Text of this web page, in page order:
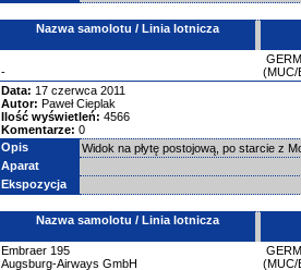
Nazwa samolotu / Linia lotnicza
-
(MUC/
Data: 17 czerwca 2011
Autor: Paweł Cieplak
Ilość wyświetleń: 4566
Komentarze: 0
Opis
Widok na płytę postojową, po starcie z
Aparat
Ekspozycja
Nazwa samolotu / Linia lotnicza
Embraer 195
Augsburg-Airways GmbH
(MUC/